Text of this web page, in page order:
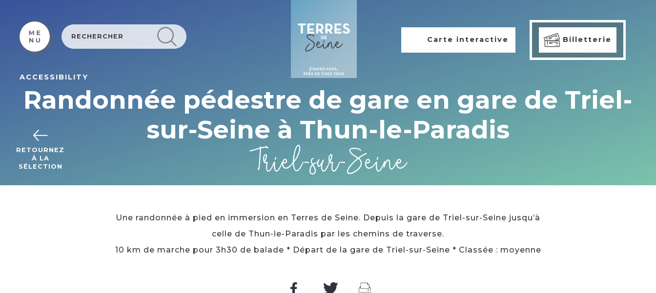
ACCESSIBILITY
Carte interactive Billetterie
RETOURNEZ
À LA
SÉLECTION
Randonnée pédestre de gare en gare de Triel-
sur-Seine à Thun-le-Paradis
Triel-sur-Seine
Une randonnée à pied en immersion en Terres de Seine. Depuis la gare de Triel-sur-Seine jusqu’à
celle de Thun-le-Paradis par les chemins de traverse.
10 km de marche pour 3h30 de balade * Départ de la gare de Triel-sur-Seine * Classée : moyenne